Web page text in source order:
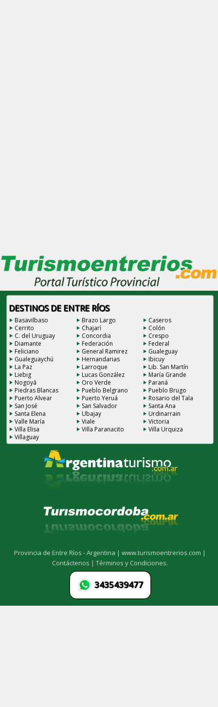
DESTINOS DE ENTRE RÍOS
Basavilbaso Brazo Largo
Caseros
Cerrito
Chajarí
Colón
C. del Uruguay
Concordia
Crespo
Diamante
Federación
Federal
Feliciano
General Ramirez
Gualeguay
Gualeguaychú
Hernandarias
Ibicuy
La Paz
Larroque
Lib. San Martín
Liebig
Lucas González
María Grande
Nogoyá
Oro Verde
Paraná
Piedras Blancas
Pueblo Belgrano
Pueblo Brugo
Puerto Alvear
Puerto Yeruá
Rosario del Tala
San José
San Salvador
Santa Ana
Santa Elena
Ubajay
Urdinarrain
Valle María
Viale
Victoria
Villa Elisa
Villa Paranacito
Villa Urquiza
Villaguay
Provincia de Entre Ríos - Argentina |www.turismoentrerios.com |
Contáctenos |Términos y Condiciones.
3435439477